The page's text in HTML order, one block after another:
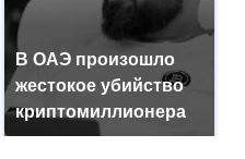
В ОАЭ произошло
жестокое убийство
криптомиллионера